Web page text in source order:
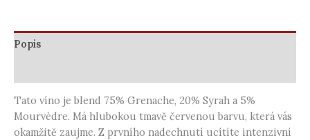
Popis
Tato víno je blend 75% Grenache, 20% Syrah a 5%
Mourvèdre. Má hlubokou tmavě červenou barvu, která vás
okamžitě zaujme. Z prvního nadechnutí ucítíte intenzivní